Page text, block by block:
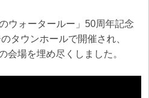
ウォータールー」50周年記念
タウンホールで開催され、
会場を埋め尽くしました。